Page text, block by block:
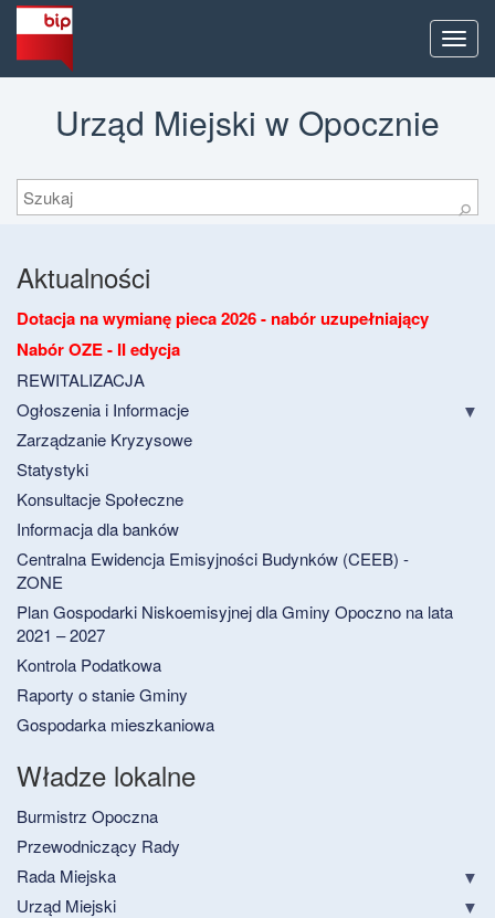
Menu
Urząd Miejski w Opocznie
Szukaj
⚲
Aktualności
Dotacja na wymianę pieca 2026 - nabór uzupełniający
Nabór OZE - II edycja
REWITALIZACJA
Ogłoszenia i Informacje
Zarządzanie Kryzysowe
Statystyki
Konsultacje Społeczne
Informacja dla banków
Centralna Ewidencja Emisyjności Budynków (CEEB) -
ZONE
Plan Gospodarki Niskoemisyjnej dla Gminy Opoczno na lata
2021 – 2027
Kontrola Podatkowa
Raporty o stanie Gminy
Gospodarka mieszkaniowa
Władze lokalne
Burmistrz Opoczna
Przewodniczący Rady
Rada Miejska
Urząd Miejski